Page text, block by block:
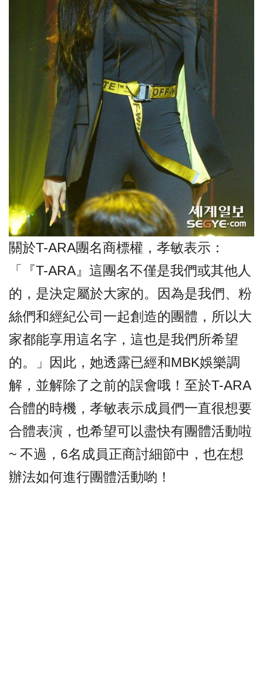
關於T-ARA團名商標權，孝敏表示：
「『T-ARA』這團名不僅是我們或其他人
的，是決定屬於大家的。因為是我們、粉
絲們和經紀公司一起創造的團體，所以大
家都能享用這名字，這也是我們所希望
的。」因此，她透露已經和MBK娛樂調
解，並解除了之前的誤會哦！ 至於T-ARA
合體的時機，孝敏表示成員們一直很想要
合體表演，也希望可以盡快有團體活動啦
~ 不過，6名成員正商討細節中，也在想
辦法如何進行團體活動喲！